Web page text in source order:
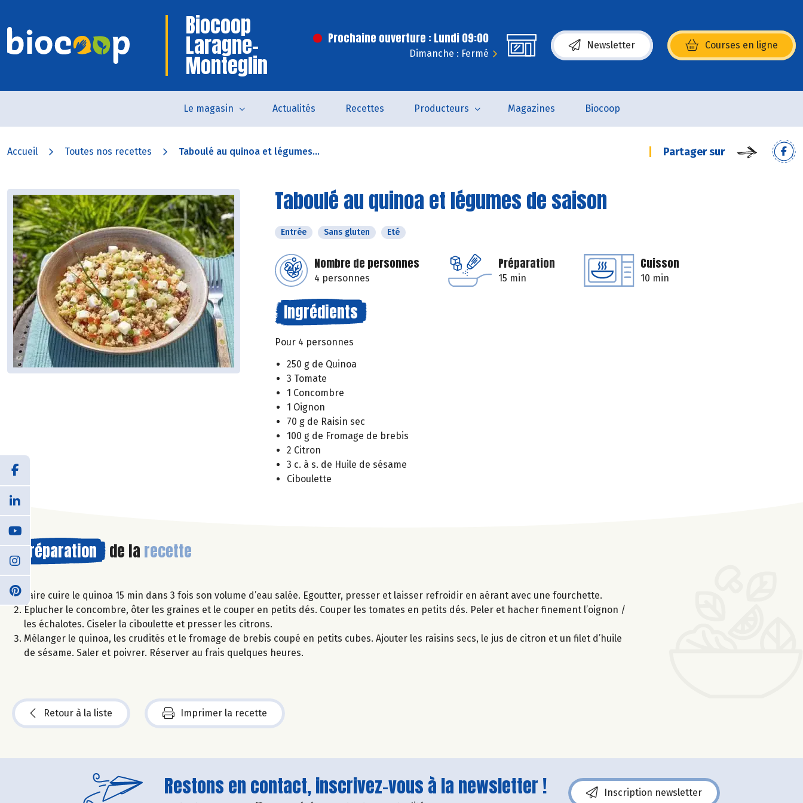
Biocoop
Laragne-
Monteglin
Prochaine ouverture : Lundi 09:00
Dimanche : Fermé
Newsletter Courses en ligne
(s’ouvre dans une nouvelle fenêtre)
Le magasin Actualités Recettes Producteurs Magazines Biocoop
Accueil Toutes nos recettes Taboulé au quinoa et légumes... Partager sur
Taboulé au quinoa et légumes de saison
Entrée Sans gluten Eté
Nombre de personnes
4 personnes
Préparation
15 min
Cuisson
10 min
Ingrédients
Pour 4 personnes
250 g de Quinoa
3 Tomate
1 Concombre
1 Oignon
70 g de Raisin sec
100 g de Fromage de brebis
2 Citron
3 c. à s. de Huile de sésame
Ciboulette
Préparation de la recette
Faire cuire le quinoa 15 min dans 3 fois son volume d’eau salée. Egoutter, presser et laisser refroidir en aérant avec une fourchette.
Éplucher le concombre, ôter les graines et le couper en petits dés. Couper les tomates en petits dés. Peler et hacher finement l’oignon /
les échalotes. Ciseler la ciboulette et presser les citrons.
Mélanger le quinoa, les crudités et le fromage de brebis coupé en petits cubes. Ajouter les raisins secs, le jus de citron et un filet d’huile
de sésame. Saler et poivrer. Réserver au frais quelques heures.
Retour à la liste Imprimer la recette
Restons en contact, inscrivez-vous à la newsletter ! Inscription newsletter